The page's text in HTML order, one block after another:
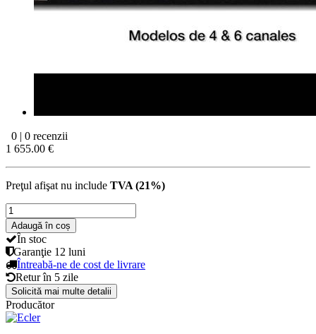
0 | 0 recenzii
1 655.00 €
Preţul afişat nu include TVA (21%)
Adaugă în coș
În stoc
Garanţie 12 luni
Întreabă-ne de cost de livrare
Retur în 5 zile
Solicită mai multe detalii
Producător